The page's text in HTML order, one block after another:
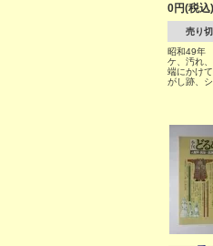
0円(税込)
売り
昭和49
ケ、汚れ
端にかけ
がし跡、